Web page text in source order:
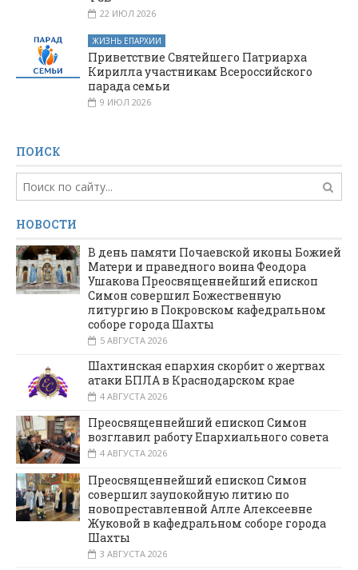
22 ИЮЛ 2026
ЖИЗНЬ ЕПАРХИИ
Приветствие Святейшего Патриарха
Кирилла участникам Всероссийского
парада семьи
9 ИЮЛ 2026
ПОИСК
НОВОСТИ
В день памяти Почаевской иконы Божией
Матери и праведного воина Феодора
Ушакова Преосвященнейший епископ
Симон совершил Божественную
литургию в Покровском кафедральном
соборе города Шахты
5 АВГУСТА 2026
Шахтинская епархия скорбит о жертвах
атаки БПЛА в Краснодарском крае
4 АВГУСТА 2026
Преосвященнейший епископ Симон
возглавил работу Епархиального совета
4 АВГУСТА 2026
Преосвященнейший епископ Симон
совершил заупокойную литию по
новопреставленной Алле Алексеевне
Жуковой в кафедральном соборе города
Шахты
3 АВГУСТА 2026